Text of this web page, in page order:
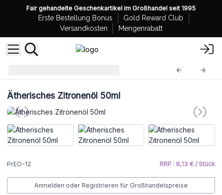
Fair gehandelte Geschenkartikel im Großhandel seit 1995
Erste Bestellung Bonus
Gold Reward Club
Versandkosten
Mengenrabatt
Ätherisches Zitronenöl 50ml
PrEO-12 RRP : 8,13 € / Stück
Anmelden oder Registrieren für Großhandelspreise